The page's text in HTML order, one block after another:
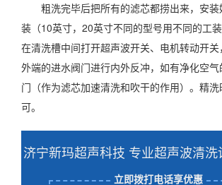
粗洗完毕后把所有的滤芯都捞出来，安
装（10英寸，20英寸不同的型号用不同的工
在清洗槽中间打开超声波开关、电机转动开
外端的进水阀门进行内外反冲，如有净化空
门（作为滤芯加速清洗和吹干的作用）。精
可。
济宁新玛超声科技 专业超声波清
立即拨打电话享优惠